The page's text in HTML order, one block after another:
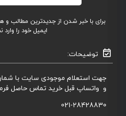
برای با خبر شدن از جدیدترین مطالب و
ایمیل خود را وارد
توضیحات:
جهت استعلام موجودی سایت با
و واتساپ قبل خرید تماس حاصل
021-28428830